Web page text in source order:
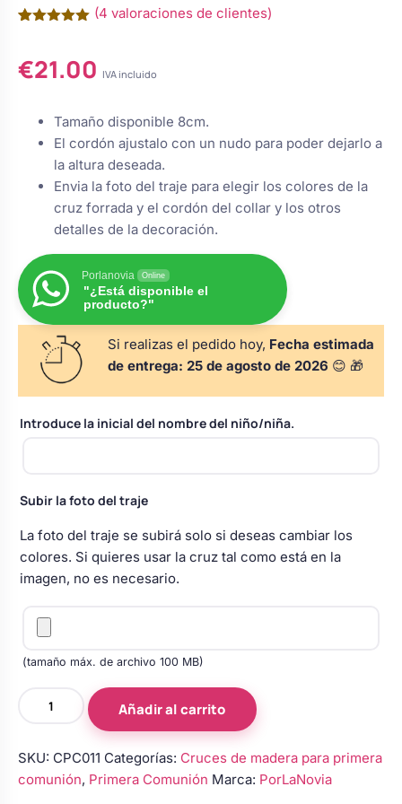
para arras
porta alianzas
de boda
y pala tarta
damas de honor
bebé boda
Perchas de comunión
Rasca y Gana para Comunión:
Detalles de comunión para invitados
Ver todo
Otros regalos
Ver todo
de 5 en
base a
(4 valoraciones de clientes)
€21.00 IVA incluido
Tamaño disponible 8cm.
El cordón ajustalo con un nudo para poder dejarlo a
la altura deseada.
Envia la foto del traje para elegir los colores de la
cruz forrada y el cordón del collar y los otros
detalles de la decoración.
Porlanovia Online
"¿Está disponible el
producto?"
Si realizas el pedido hoy, Fecha estimada
de entrega: 25 de agosto de 2026 😊 🎁
Introduce la inicial del nombre del niño/niña.
Subir la foto del traje
La foto del traje se subirá solo si deseas cambiar los
colores. Si quieres usar la cruz tal como está en la
imagen, no es necesario.
(tamaño máx. de archivo 100 MB)
para
primera
Añadir al carrito
SKU: CPC011 Categorías: Cruces de madera para primera
comunión, Primera Comunión Marca: PorLaNovia